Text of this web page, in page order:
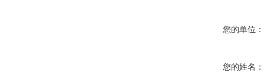
您的单位：
您的姓名：